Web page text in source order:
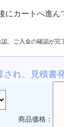
にカートへ進ん
、ご入金の確認が完
れ、見積書
商品価格：